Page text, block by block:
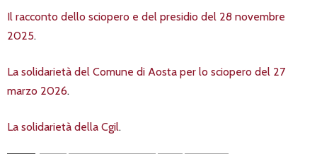
Il racconto dello sciopero e del presidio del 28 novembre
2025.
La solidarietà del Comune di Aosta per lo sciopero del 27
marzo 2026.
La solidarietà della Cgil.